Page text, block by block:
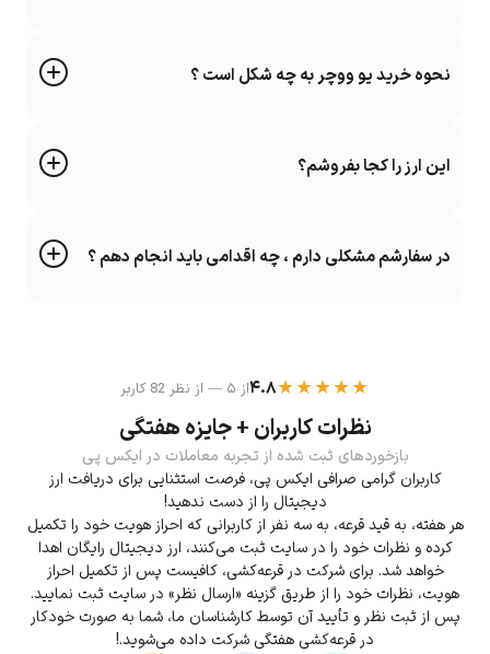
نحوه خرید یو ووچر به چه شکل است ؟
این ارز را کجا بفروشم؟
در سفارشم مشکلی دارم ، چه اقدامی باید انجام دهم ؟
★★★★★۴.۸از ۵ — از نظر 82 کاربر
نظرات کاربران + جایزه هفتگی
بازخوردهای ثبت شده از تجربه معاملات در ایکس پی
کاربران گرامی صرافی ایکس پی، فرصت استثنایی برای دریافت ارز
دیجیتال را از دست ندهید!
هر هفته، به قید قرعه، به سه نفر از کاربرانی که احراز هویت خود را تکمیل
کرده و نظرات خود را در سایت ثبت می‌کنند، ارز دیجیتال رایگان اهدا
خواهد شد. برای شرکت در قرعه‌کشی، کافیست پس از تکمیل احراز
هویت، نظرات خود را از طریق گزینه «ارسال نظر» در سایت ثبت نمایید.
پس از ثبت نظر و تأیید آن توسط کارشناسان ما، شما به صورت خودکار
در قرعه‌کشی هفتگی شرکت داده می‌شوید.!